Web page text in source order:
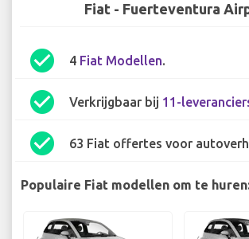
Fiat - Fuerteventura
check_circle 4 Fiat Modellen.
check_circle Verkrijgbaar bij 11-
check_circle 63 Fiat offertes voor
Populaire Fiat modellen om te